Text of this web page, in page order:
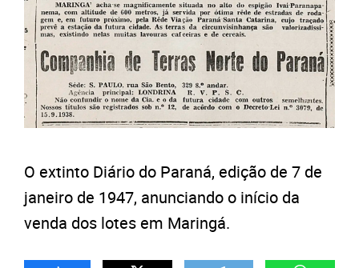
O extinto Diário do Paraná, edição de 7 de
janeiro de 1947, anunciando o início da
venda dos lotes em Maringá.